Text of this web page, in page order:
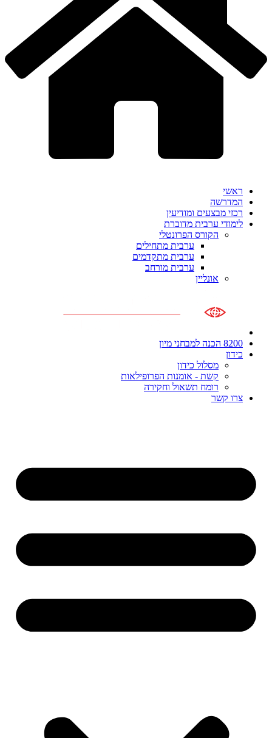
ראשי
המדרשה
רכזי מבצעים ומודיעין
לימודי ערבית מדוברת
הקורס הפרונטלי
ערבית מתחילים
ערבית מתקדמים
ערבית מורחב
אונליין
8200 הכנה למבחני מיון
כידון
מסלול כידון
קשת - אומנות הפרופילאות
רומח תשאול וחקירה
צרו קשר